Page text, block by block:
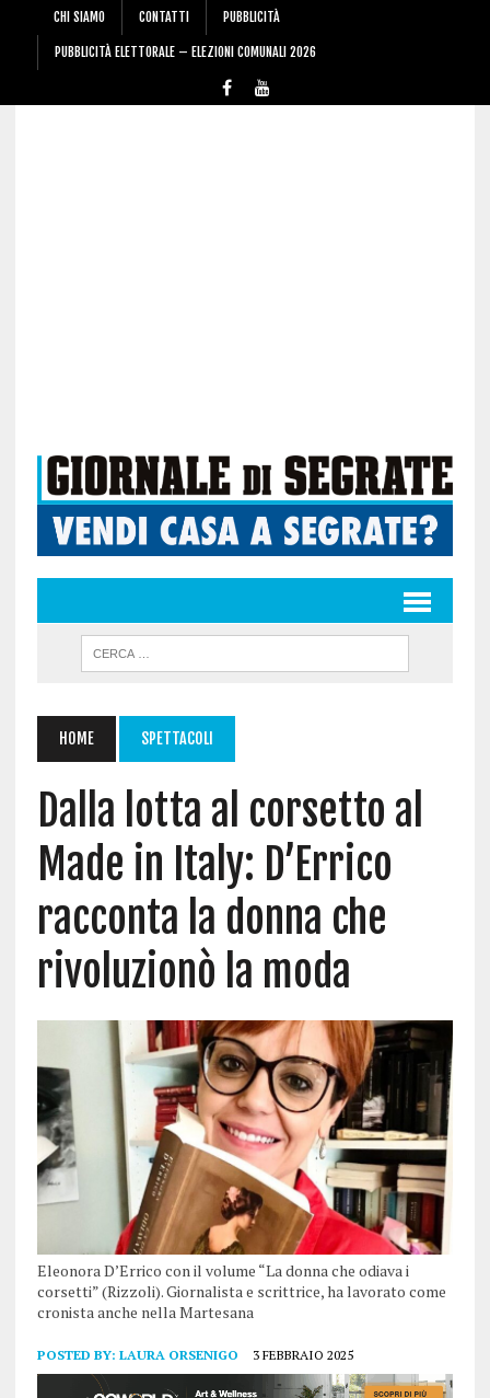
CHI SIAMO CONTATTI PUBBLICITÀ
PUBBLICITÀ ELETTORALE – ELEZIONI COMUNALI 2026
HOME SPETTACOLI
Dalla lotta al corsetto al
Made in Italy: D’Errico
racconta la donna che
rivoluzionò la moda
Eleonora D’Errico con il volume “La donna che odiava i
corsetti” (Rizzoli). Giornalista e scrittrice, ha lavorato come
cronista anche nella Martesana
POSTED BY: LAURA ORSENIGO 3 FEBBRAIO 2025